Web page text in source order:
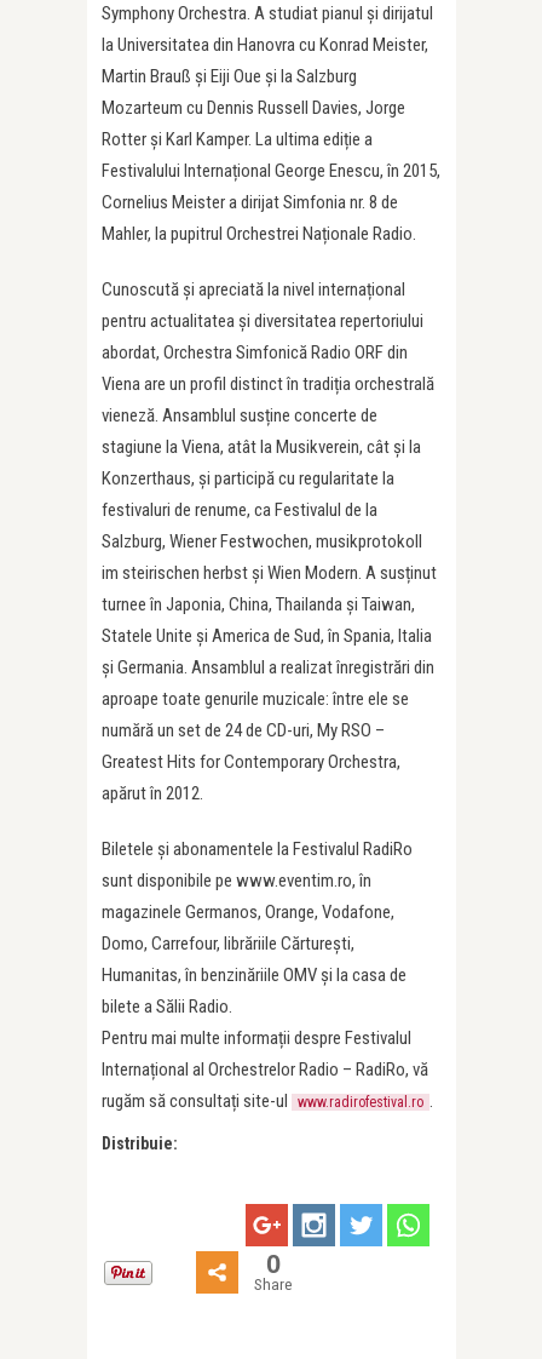
Symphony Orchestra. A studiat pianul și dirijatul
la Universitatea din Hanovra cu Konrad Meister,
Martin Brauß și Eiji Oue și la Salzburg
Mozarteum cu Dennis Russell Davies, Jorge
Rotter și Karl Kamper. La ultima ediție a
Festivalului Internațional George Enescu, în 2015,
Cornelius Meister a dirijat Simfonia nr. 8 de
Mahler, la pupitrul Orchestrei Naționale Radio.
Cunoscută și apreciată la nivel internațional
pentru actualitatea și diversitatea repertoriului
abordat, Orchestra Simfonică Radio ORF din
Viena are un profil distinct în tradiția orchestrală
vieneză. Ansamblul susține concerte de
stagiune la Viena, atât la Musikverein, cât și la
Konzerthaus, și participă cu regularitate la
festivaluri de renume, ca Festivalul de la
Salzburg, Wiener Festwochen, musikprotokoll
im steirischen herbst și Wien Modern. A susținut
turnee în Japonia, China, Thailanda și Taiwan,
Statele Unite și America de Sud, în Spania, Italia
și Germania. Ansamblul a realizat înregistrări din
aproape toate genurile muzicale: între ele se
numără un set de 24 de CD-uri, My RSO –
Greatest Hits for Contemporary Orchestra,
apărut în 2012.
Biletele și abonamentele la Festivalul RadiRo
sunt disponibile pe www.eventim.ro, în
magazinele Germanos, Orange, Vodafone,
Domo, Carrefour, librăriile Cărtureşti,
Humanitas, în benzinăriile OMV şi la casa de
bilete a Sălii Radio.
Pentru mai multe informații despre Festivalul
Internațional al Orchestrelor Radio – RadiRo, vă
rugăm să consultați site-ul
www.radirofestival.ro .
Distribuie:
0
Share